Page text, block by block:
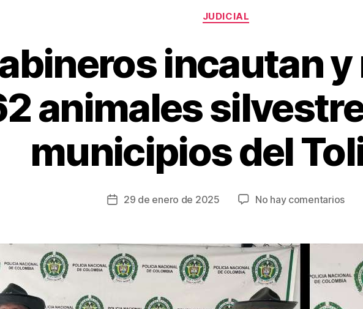
Categorías
JUDICIAL
incautan
animales
municipios del
Fecha
entrada
29 de enero de 2025 No hay comentariosen
y
62